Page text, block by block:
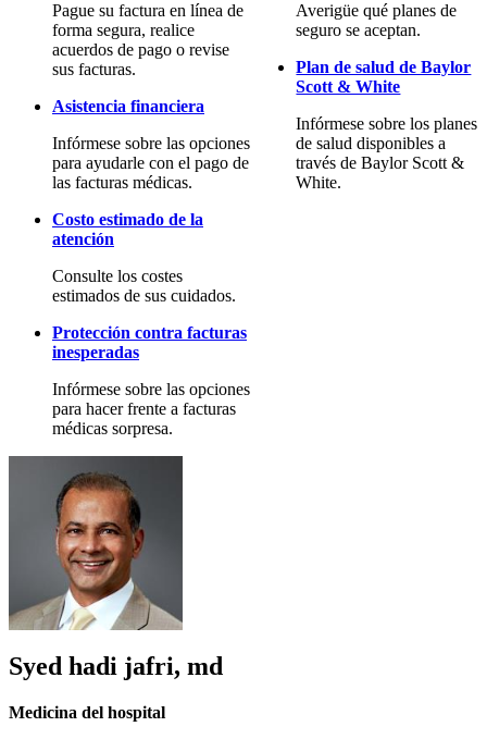
Pague su factura en línea de
forma segura, realice
acuerdos de pago o revise
sus facturas.
Asistencia financiera
Infórmese sobre las opciones
para ayudarle con el pago de
las facturas médicas.
Costo estimado de la
atención
Consulte los costes
estimados de sus cuidados.
Protección contra facturas
inesperadas
Infórmese sobre las opciones
para hacer frente a facturas
médicas sorpresa.
Averigüe qué planes de
seguro se aceptan.
Plan de salud de Baylor
Scott & White
Infórmese sobre los planes
de salud disponibles a
través de Baylor Scott &
White.
Syed hadi jafri, md
Medicina del hospital